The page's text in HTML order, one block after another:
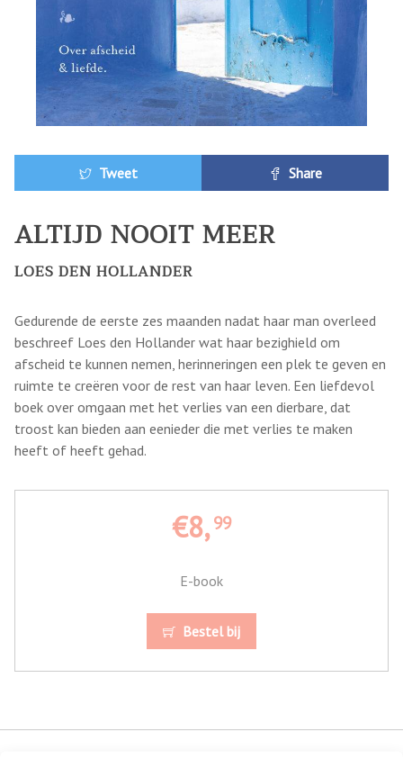
Tweet Share
ALTIJD NOOIT MEER
LOES DEN HOLLANDER
Gedurende de eerste zes maanden nadat haar man overleed
beschreef Loes den Hollander wat haar bezighield om
afscheid te kunnen nemen, herinneringen een plek te geven en
ruimte te creëren voor de rest van haar leven. Een liefdevol
boek over omgaan met het verlies van een dierbare, dat
troost kan bieden aan eenieder die met verlies te maken
heeft of heeft gehad.
€8,99
E-book
Bestel bij